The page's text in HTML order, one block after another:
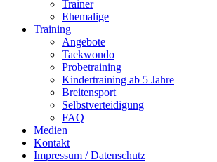
Trainer
Ehemalige
Training
Angebote
Taekwondo
Probetraining
Kindertraining ab 5 Jahre
Breitensport
Selbstverteidigung
FAQ
Medien
Kontakt
Impressum / Datenschutz